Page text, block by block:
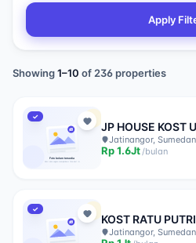
Apply
Showing1–10 of 236properties
✓
JP HOUSE KOST
Jatinangor,
Rp1.6Jt/bulan
✓
KOST RATU PUTRI
Jatinangor,